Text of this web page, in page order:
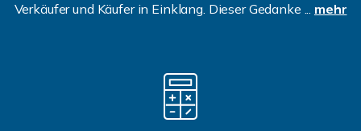
Verkäufer und Käufer in Einklang. Dieser Gedanke ... mehr